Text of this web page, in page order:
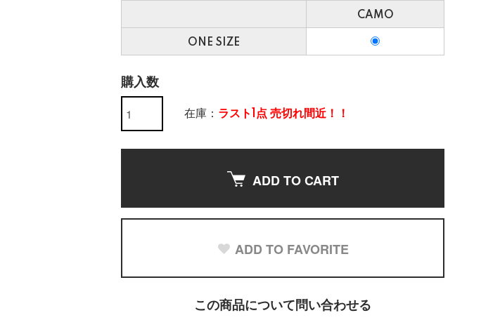
CAMO
ONE SIZE
購入数
在庫： ラスト1点 売切れ間近！！
ADD TO CART
ADD TO FAVORITE
この商品について問い合わせる